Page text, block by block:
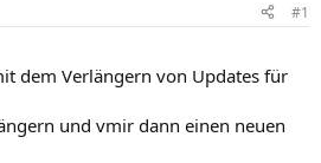
t
m
#1
dem Verlängern von Updates für
und vmir dann einen neuen